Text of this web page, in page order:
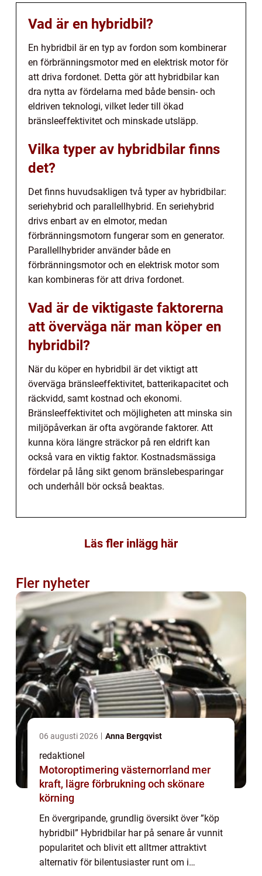
Vad är en hybridbil?
En hybridbil är en typ av fordon som kombinerar
en förbränningsmotor med en elektrisk motor för
att driva fordonet. Detta gör att hybridbilar kan
dra nytta av fördelarna med både bensin- och
eldriven teknologi, vilket leder till ökad
bränsleeffektivitet och minskade utsläpp.
Vilka typer av hybridbilar finns
det?
Det finns huvudsakligen två typer av hybridbilar:
seriehybrid och parallellhybrid. En seriehybrid
drivs enbart av en elmotor, medan
förbränningsmotorn fungerar som en generator.
Parallellhybrider använder både en
förbränningsmotor och en elektrisk motor som
kan kombineras för att driva fordonet.
Vad är de viktigaste faktorerna
att överväga när man köper en
hybridbil?
När du köper en hybridbil är det viktigt att
överväga bränsleeffektivitet, batterikapacitet och
räckvidd, samt kostnad och ekonomi.
Bränsleeffektivitet och möjligheten att minska sin
miljöpåverkan är ofta avgörande faktorer. Att
kunna köra längre sträckor på ren eldrift kan
också vara en viktig faktor. Kostnadsmässiga
fördelar på lång sikt genom bränslebesparingar
och underhåll bör också beaktas.
Läs fler inlägg här
Fler nyheter
06 augusti 2026 Anna Bergqvist
redaktionel
Motoroptimering västernorrland mer
kraft, lägre förbrukning och skönare
körning
En övergripande, grundlig översikt över ”köp
hybridbil” Hybridbilar har på senare år vunnit
popularitet och blivit ett alltmer attraktivt
alternativ för bilentusiaster runt om i